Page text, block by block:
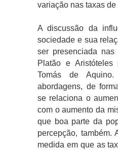
variação nas taxas
A discussão da
sociedade e sua
ser presenciada
Platão e
Tomás de
abordagens, de
se relaciona o
com o aumento da
que boa parte da
percepção, também.
medida em que as